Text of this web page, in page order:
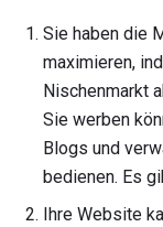
Sie haben die
maximieren,
Nischenmarkt
Sie werben
Blogs und
bedienen. Es
Ihre Website